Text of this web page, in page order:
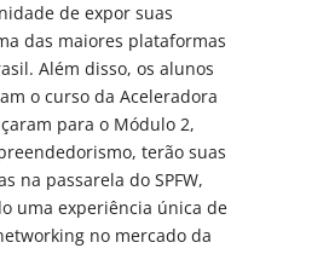
de expor suas
das maiores plataformas
Além disso, os alunos
o curso da Aceleradora
para o Módulo 2,
terão suas
na passarela do SPFW,
uma experiência única de
no mercado da